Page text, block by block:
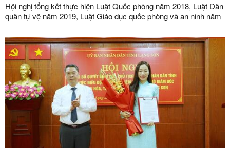
Hội nghị tổng kết thực hiện Luật Quốc phòng năm 2018, Luật Dân
quân tự vệ năm 2019, Luật Giáo dục quốc phòng và an ninh năm